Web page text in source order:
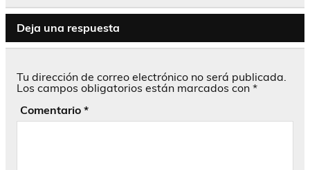
Deja una respuesta
Tu dirección de correo electrónico no será publicada.
Los campos obligatorios están marcados con *
Comentario *